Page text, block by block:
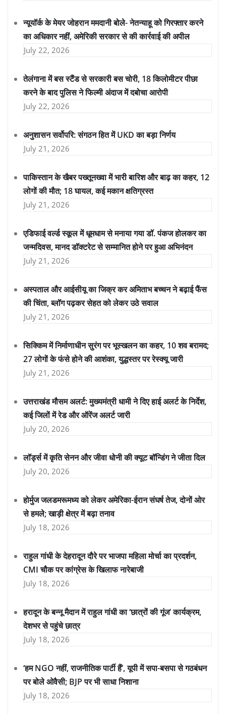
न्यूयॉर्क के मेयर जोहरान ममदानी बोले- नेतन्याहू को गिरफ्तार करने
का अधिकार नहीं, अमेरिकी सरकार से की कार्रवाई की अपील
July 22, 2026
तेलंगाना में बस स्टैंड से सरकारी बस चोरी, 18 किलोमीटर पीछा
करने के बाद पुलिस ने फिल्मी अंदाज में दबोचा आरोपी
July 22, 2026
अनुशासन सर्वोपरि: संगठन हित में UKD का बड़ा निर्णय
July 21, 2026
पाकिस्तान के खैबर पख्तूनख्वा में भारी बारिश और बाढ़ का कहर, 12
लोगों की मौत; 18 घायल, कई मकान क्षतिग्रस्त
July 21, 2026
एडिफाई वर्ल्ड स्कूल में धूमधाम से मनाया गया डॉ. पंकज होलकर का
जन्मदिवस, मानद डॉक्टरेट से सम्मानित होने पर हुआ अभिनंदन
July 21, 2026
अस्पताल और आईसीयू का जिक्र कर अमिताभ बच्चन ने बढ़ाई फैंस
की चिंता, ब्लॉग पढ़कर सेहत को लेकर उठे सवाल
July 21, 2026
सिक्किम में निर्माणाधीन सुरंग पर भूस्खलन का कहर, 10 शव बरामद;
27 लोगों के फंसे होने की आशंका, युद्धस्तर पर रेस्क्यू जारी
July 21, 2026
उत्तराखंड मौसम अलर्ट: मुख्यमंत्री धामी ने दिए हाई अलर्ट के निर्देश,
कई जिलों में रेड और ऑरेंज अलर्ट जारी
July 20, 2026
लॉर्ड्स में कृति सेनन और जीवा धोनी की क्यूट बॉन्डिंग ने जीता दिल
July 20, 2026
होर्मुज जलडमरूमध्य को लेकर अमेरिका-ईरान संघर्ष तेज, दोनों ओर
से हमले; खाड़ी क्षेत्र में बढ़ा तनाव
July 18, 2026
राहुल गांधी के देहरादून दौरे पर भाजपा महिला मोर्चा का प्रदर्शन,
CMI चौक पर कांग्रेस के खिलाफ नारेबाजी
July 18, 2026
हरादून के बन्नू मैदान में राहुल गांधी का ‘छात्रों की गूंज’ कार्यक्रम,
देशभर से पहुंचे छात्र
July 18, 2026
‘हम NGO नहीं, राजनीतिक पार्टी हैं’, यूपी में सपा-बसपा से गठबंधन
पर बोले ओवैसी; BJP पर भी साधा निशाना
July 18, 2026